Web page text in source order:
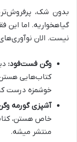
بدون شک،
گیاهخواریه. اما
نیست. الان
وگن فست‌فود:
کتاب‌هایی هستن
خوشمزه درست
آشپزی گورمه
خاص هستن،
منتشر میشه.